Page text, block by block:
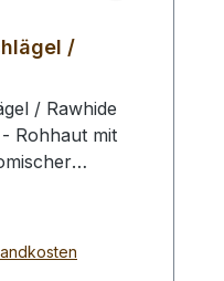
/
/ Rawhide
Rohhaut mit
Schlagbild.
usw., runde